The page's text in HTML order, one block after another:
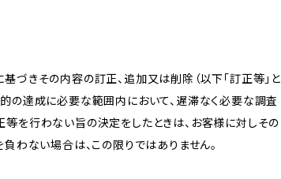
づきその内容の訂正、追加又は削除（以下「訂正等」と
の達成に必要な範囲内において、遅滞なく必要な調査
を行わない旨の決定をしたときは、お客様に対しその
わない場合は、この限りではありません。